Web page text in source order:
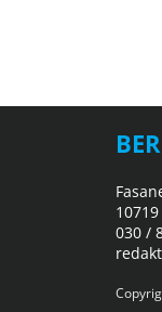
030 /